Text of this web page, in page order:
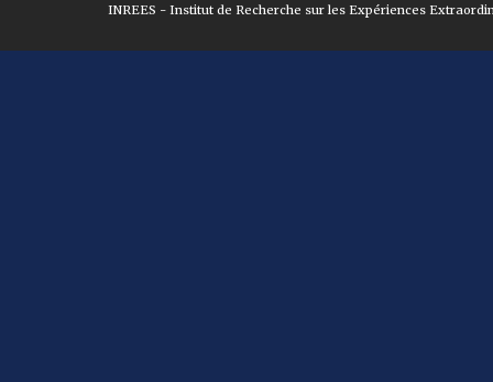
INREES - Institut de Recherche sur les Expériences